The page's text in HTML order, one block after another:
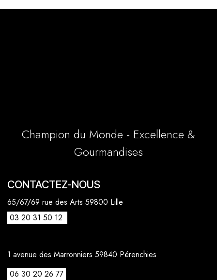
CONTACTEZ-NOUS
65/67/69 rue des Arts 59800 Lille
03 20 31 50 12
1 avenue des Marronniers 59840 Pérenchies
06 30 20 26 77
Champion du Monde - Excellence &
Gourmandises